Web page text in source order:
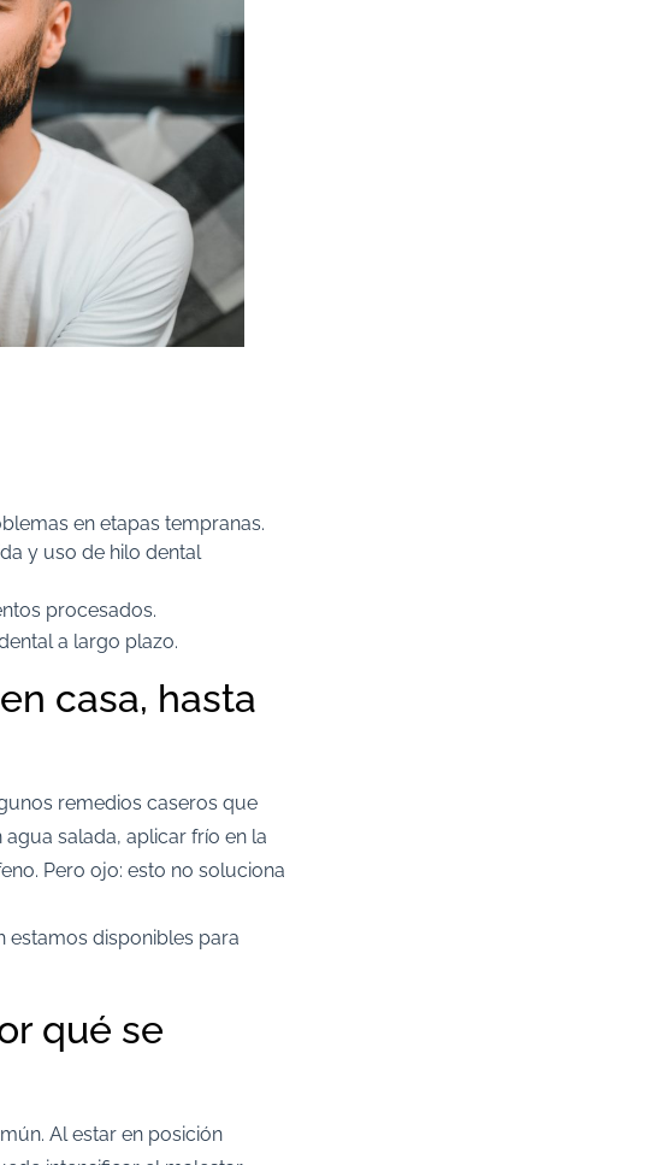
en etapas tempranas.​
y uso de hilo dental
procesados.​
a largo plazo.​
casa, hasta
remedios caseros que
agua salada, aplicar frío en la
Pero ojo: esto no soluciona
estamos disponibles para
qué se
Al estar en posición